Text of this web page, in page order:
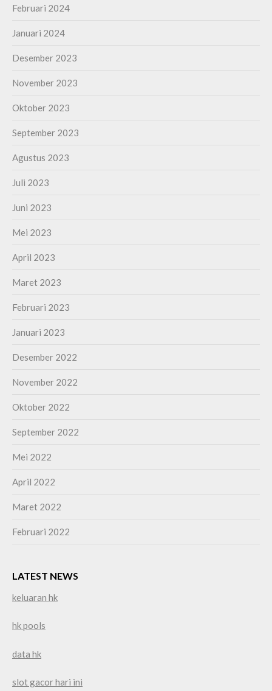
Februari 2024
Januari 2024
Desember 2023
November 2023
Oktober 2023
September 2023
Agustus 2023
Juli 2023
Juni 2023
Mei 2023
April 2023
Maret 2023
Februari 2023
Januari 2023
Desember 2022
November 2022
Oktober 2022
September 2022
Mei 2022
April 2022
Maret 2022
Februari 2022
LATEST NEWS
keluaran hk
hk pools
data hk
slot gacor hari ini